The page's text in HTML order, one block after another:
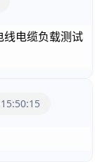
电缆负载测试